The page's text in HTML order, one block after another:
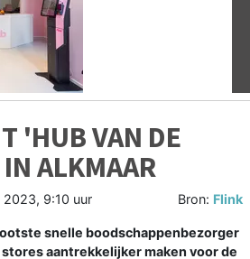
'HUB VAN DE
ALKMAAR
2023, 9:10 uur Bron: Flink
snelle boodschappenbezorger
aantrekkelijker maken voor de